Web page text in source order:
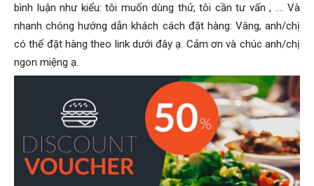
bình luận như kiểu: tôi muốn dùng thử, tôi cần tư vấn , …. Và
nhanh chóng hướng dẫn khách cách đặt hàng: Vâng, anh/chị
có thể đặt hàng theo link dưới đây ạ. Cảm ơn và chúc anh/chị
ngon miệng ạ.